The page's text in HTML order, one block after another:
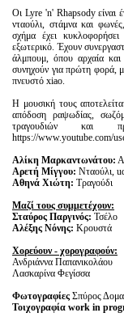
Οι Lyre 'n' Rhapsody είναι
νταούλι, στάμνα και
σχήμα έχει
εξωτερικό. Έχουν
άλμπουμ, όπου αρχαία και
συνηχούν για πρώτη φορά,
πνευστό xiao.
Η μουσική τους
απόδοση ραψωδίας,
τραγουδιών και
https://www.youtube.com/
Αλίκη Μαρκαντωνάτου:
Αρετή Μίγγου: Νταούλι,
Αθηνά Χιώτη: Τραγούδι
Μαζί τους συμμετέχουν:
Σταύρος Παργινός: Τσέλο
Αλέξης Νόνης: Κρουστά
Χορεύουν - χορογραφούν:
Ανδριάννα Παπανικολάου
Λασκαρίνα Φεγίσσα
Φωτογραφίες Σπύρος
Τοιχογραφία work in